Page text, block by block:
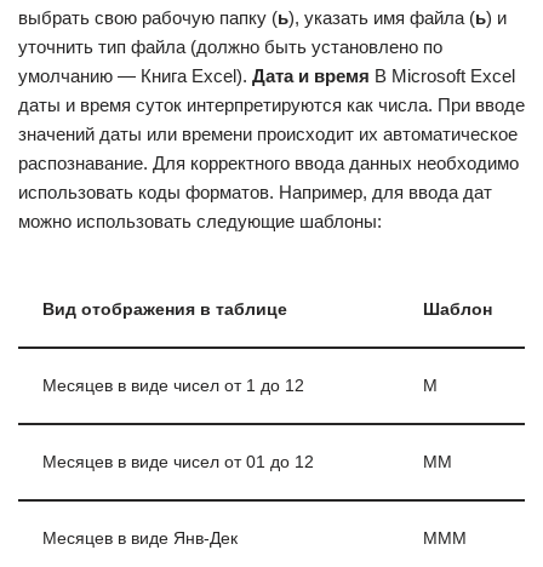
выбрать свою рабочую папку (ь), указать имя файла (ь) и
уточнить тип файла (должно быть установлено по
умолчанию — Книга Excel). Дата и время В Microsoft Excel
даты и время суток интерпретируются как числа. При вводе
значений даты или времени происходит их автоматическое
распознавание. Для корректного ввода данных необходимо
использовать коды форматов. Например, для ввода дат
можно использовать следующие шаблоны:
Вид отображения в таблице Шаблон
Месяцев в виде чисел от 1 до 12 M
Месяцев в виде чисел от 01 до 12 ММ
Месяцев в виде Янв-Дек МММ